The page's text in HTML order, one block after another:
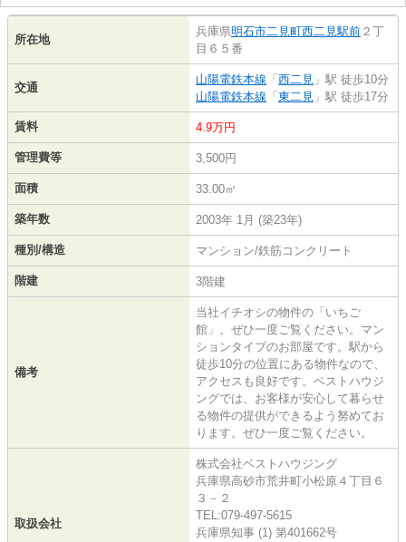
所在地
兵庫県明石市二見町西二見駅前 ２丁
目６５番
交通
山陽電鉄本線 「 西二見 」駅 徒歩10分
山陽電鉄本線 「 東二見 」駅 徒歩17分
賃料 4.9万円
管理費等 3,500円
面積 33.00㎡
築年数 2003年 1月 (築23年)
種別/構造 マンション/鉄筋コンクリート
階建 3階建
備考
当社イチオシの物件の「いちご
館」。ぜひ一度ご覧ください。マン
ションタイプのお部屋です。駅から
徒歩10分の位置にある物件なので、
アクセスも良好です。ベストハウジ
ングでは、お客様が安心して暮らせ
る物件の提供ができるよう努めてお
ります。ぜひ一度ご覧ください。
取扱会社
株式会社ベストハウジング
兵庫県高砂市荒井町小松原４丁目６
３－２
TEL:079-497-5615
兵庫県知事 (1) 第401662号